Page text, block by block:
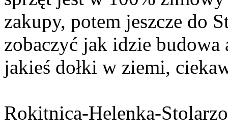
zakupy, potem jeszcze do
zobaczyć jak idzie
jakieś dołki w ziemi,
Rokitnica-Helenka-